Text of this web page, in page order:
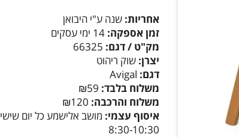
אחריות: שנה ע"י היבואן
זמן אספקה: 14 ימי עסקים
מק"ט / דגם: 66325
יצרן: שוק ריהוט
דגם: Avigal
משלוח בלבד: ₪59
משלוח והרכבה: ₪120
איסוף עצמי: מושב אלישמע כל יום שישי
8:30-10:30